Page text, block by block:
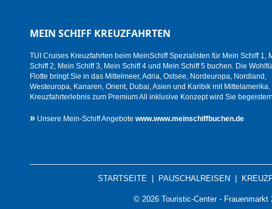
MEIN SCHIFF KREUZFAHRTEN
TUI Cruises Kreuzfahrten beim MeinSchiff Spezialisten für Mein Schiff 1,
Schiff 2, Mein Schiff 3, Mein Schiff 4 und Mein Schiff 5 buchen. Die
Flotte bringt Sie in das Mittelmeer, Adria, Ostsee, Nordeuropa, Nordland,
Westeuropa, Kanaren, Orient, Dubai, Asien und Karibik mit Mittelamerika.
Kreuzfahrterlebnis zum Premium All inklusive Konzept wird Sie
» Unsere Mein-Schiff Angebote www.www.meinschiffbuchen.de
STARTSEITE| PAUSCHALREISEN
© 2026 Touristic-Center -